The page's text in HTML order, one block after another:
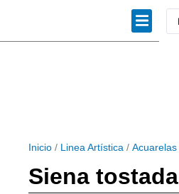
Inicio / Linea Artística / Acuarelas
Siena tostada